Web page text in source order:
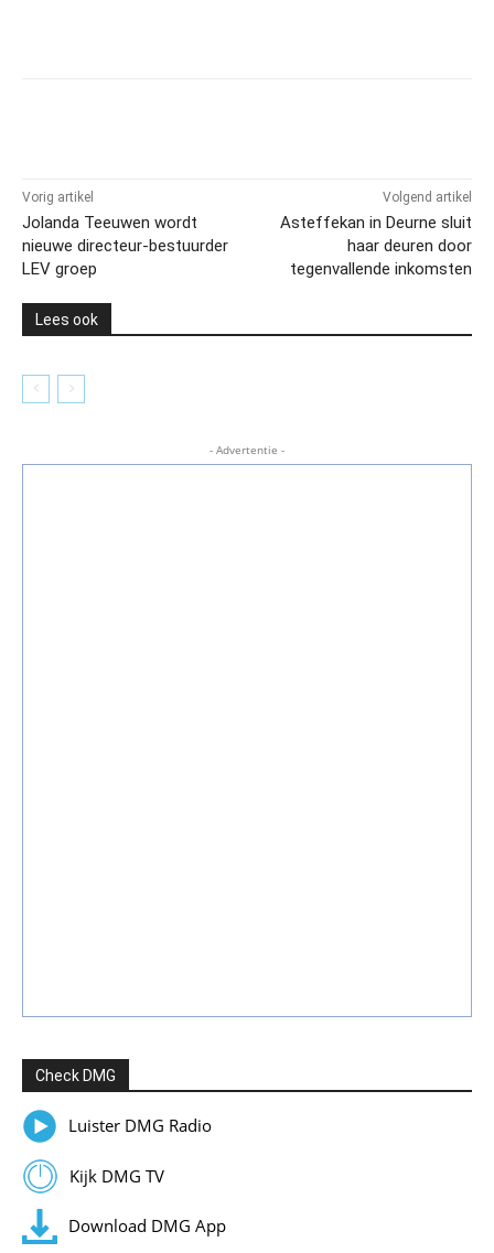
Vorig artikel
Jolanda Teeuwen wordt
nieuwe directeur-bestuurder
LEV groep
Volgend artikel
Asteffekan in Deurne sluit
haar deuren door
tegenvallende inkomsten
Lees ook
- Advertentie -
Check DMG
Luister DMG Radio
Kijk DMG TV
Download DMG App